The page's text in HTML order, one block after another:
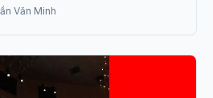
Văn Minh